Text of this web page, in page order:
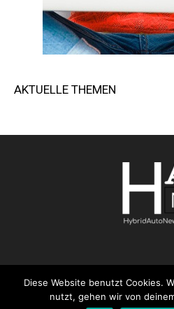
AKTUELLE THEMEN
AGB Datenschutzerklärung FAQ
Pressemitteilung
Diese Website benutzt Cookies.
nutzt, gehen wir von